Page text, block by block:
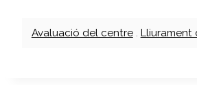
Avaluació del centre . Lliurament